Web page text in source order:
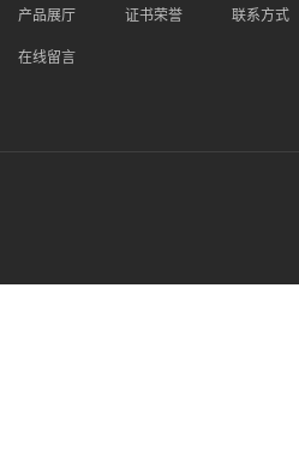
产品展厅 证书荣誉 联系方式
在线留言